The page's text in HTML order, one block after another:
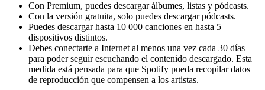
Con Premium, puedes descargar álbumes, listas y pódcasts.
Con la versión gratuita, solo puedes descargar pódcasts.
Puedes descargar hasta 10 000 canciones en hasta 5
dispositivos distintos.
Debes conectarte a Internet al menos una vez cada 30 días
para poder seguir escuchando el contenido descargado. Esta
medida está pensada para que Spotify pueda recopilar datos
de reproducción que compensen a los artistas.